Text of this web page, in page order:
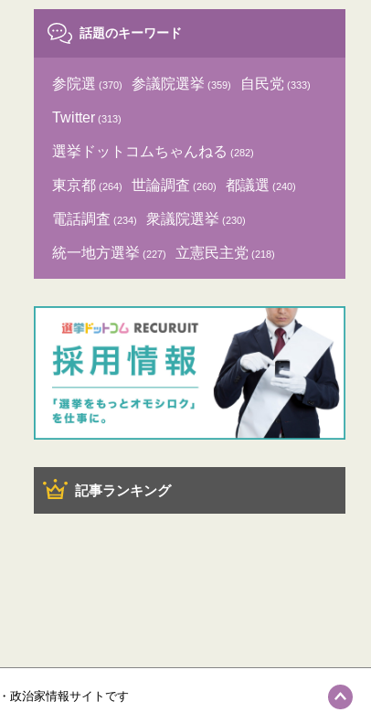
話題のキーワード
参院選 (370) 参議院選挙 (359) 自民党 (333)
Twitter (313)
選挙ドットコムちゃんねる (282)
東京都 (264) 世論調査 (260) 都議選 (240)
電話調査 (234) 衆議院選挙 (230)
統一地方選挙 (227) 立憲民主党 (218)
記事ランキング
政治家情報サイトです